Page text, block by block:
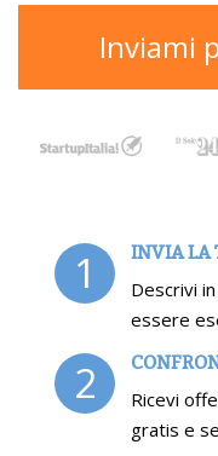
Inviami
1 INVIA LA
Descrivi
essere
2
Ricevi
gratis e